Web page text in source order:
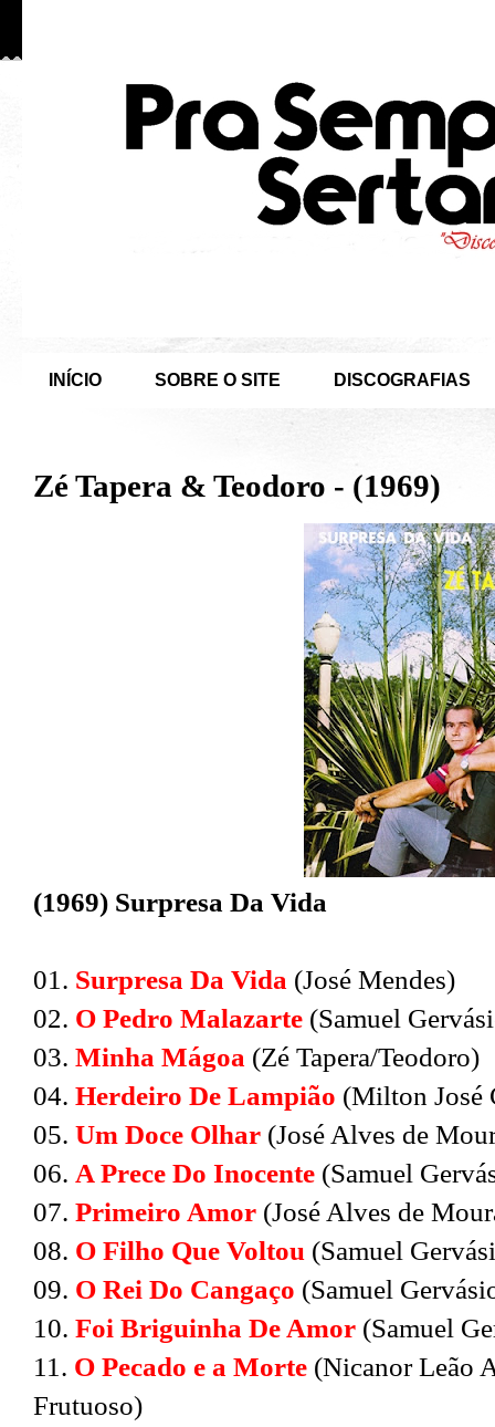
INÍCIO SOBRE O SITE DISCOGRAFIAS
Zé Tapera & Teodoro - (1969)
(1969) Surpresa Da Vida
01. Surpresa Da Vida (José Mendes)
02. O Pedro Malazarte (Samuel
03. Minha Mágoa (Zé Tapera/Teodoro)
04. Herdeiro De Lampião (Milton José
05. Um Doce Olhar (José Alves de
06. A Prece Do Inocente (Samuel
07. Primeiro Amor (José Alves de
08. O Filho Que Voltou (Samuel
09. O Rei Do Cangaço (Samuel
10. Foi Briguinha De Amor (Samuel
11. O Pecado e a Morte (Nicanor Leão
Frutuoso)